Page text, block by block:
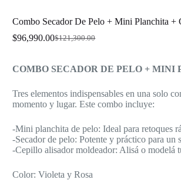
Combo Secador De Pelo + Mini Planchita +
$121,300.00
El
original
era:
$96,990.00El
actual
es:
COMBO SECADOR DE PELO +
Tres elementos indispensables en una solo
momento y lugar. Este combo incluye:
-Mini planchita de pelo: Ideal para retoques
-Secador de pelo: Potente y práctico para un
-Cepillo alisador moldeador: Alisá o modelá
Color: Violeta y Rosa